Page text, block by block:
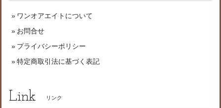
ワンオアエイトについて
お問合せ
プライバシーポリシー
特定商取引法に基づく表記
Link リンク